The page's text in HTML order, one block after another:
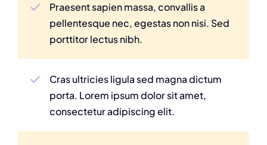
Praesent sapien massa, convallis a
pellentesque nec, egestas non nisi. Sed
porttitor lectus nibh.
Cras ultricies ligula sed magna dictum
porta. Lorem ipsum dolor sit amet,
consectetur adipiscing elit.